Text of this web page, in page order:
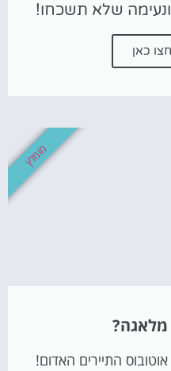
שלא תשכחו!
כאן
מלאגה?
התיירים האדום!
מומלץ